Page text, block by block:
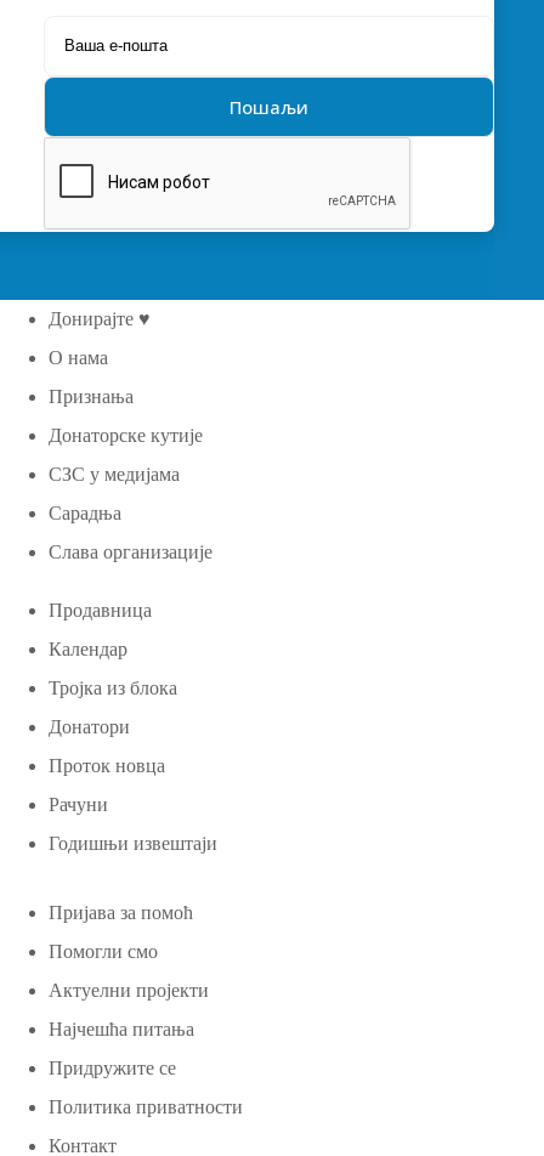
Донирајте ♥
О нама
Признања
Донаторске кутије
СЗС у медијама
Сарадња
Слава организације
Продавница
Календар
Тројка из блока
Донатори
Проток новца
Рачуни
Годишњи извештаји
Пријава за помоћ
Помогли смо
Актуелни пројекти
Најчешћа питања
Придружите се
Политика приватности
Контакт